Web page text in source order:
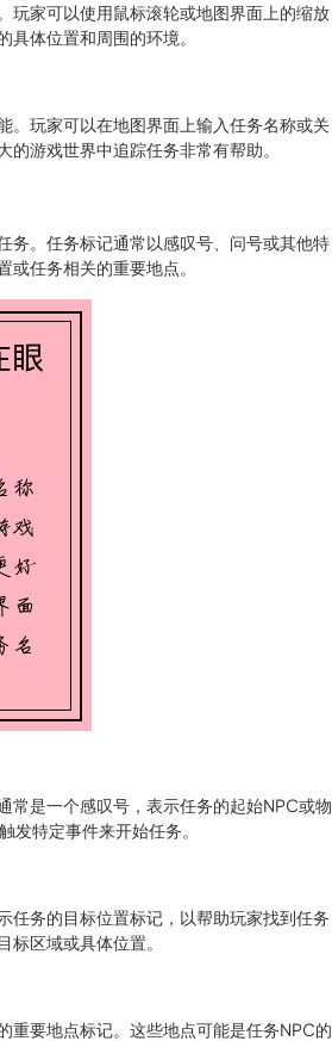
玩家可以使用鼠标滚轮或地图界面上的缩放
体位置和周围的环境。
。玩家可以在地图界面上输入任务名称或关
游戏世界中追踪任务非常有帮助。
务。任务标记通常以感叹号、问号或其他特
任务相关的重要地点。
常是一个感叹号，表示任务的起始NPC或物
特定事件来开始任务。
任务的目标位置标记，以帮助玩家找到任务
区域或具体位置。
重要地点标记。这些地点可能是任务NPC的